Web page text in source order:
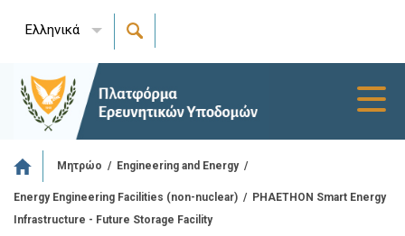
Ελληνικά
Μητρώο / Engineering and Energy/
Energy Engineering Facilities (non-nuclear) / PHAETHON Smart Energy
Infrastructure - Future Storage Facility